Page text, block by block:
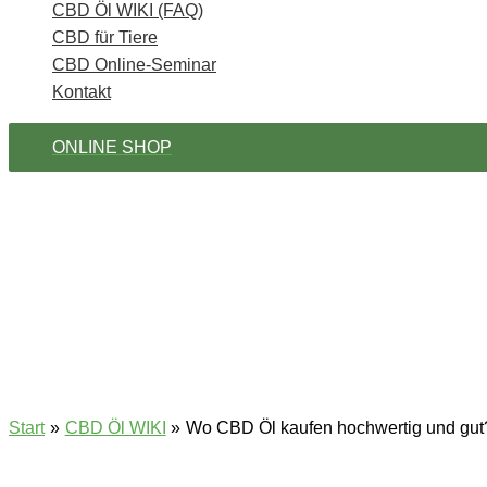
CBD Öl WIKI (FAQ)
CBD für Tiere
CBD Online-Seminar
Kontakt
ONLINE SHOP
Start CBD Öl WIKI Wo CBD Öl kaufen hochwertig und